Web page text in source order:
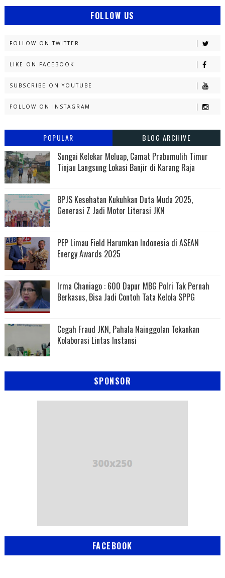
FOLLOW US
FOLLOW ON TWITTER
LIKE ON FACEBOOK
SUBSCRIBE ON YOUTUBE
FOLLOW ON INSTAGRAM
POPULAR BLOG ARCHIVE
Sungai Kelekar Meluap, Camat Prabumulih Timur
Tinjau Langsung Lokasi Banjir di Karang Raja
BPJS Kesehatan Kukuhkan Duta Muda 2025,
Generasi Z Jadi Motor Literasi JKN
PEP Limau Field Harumkan Indonesia di ASEAN
Energy Awards 2025
Irma Chaniago : 600 Dapur MBG Polri Tak Pernah
Berkasus, Bisa Jadi Contoh Tata Kelola SPPG
Cegah Fraud JKN, Pahala Nainggolan Tekankan
Kolaborasi Lintas Instansi
SPONSOR
FACEBOOK